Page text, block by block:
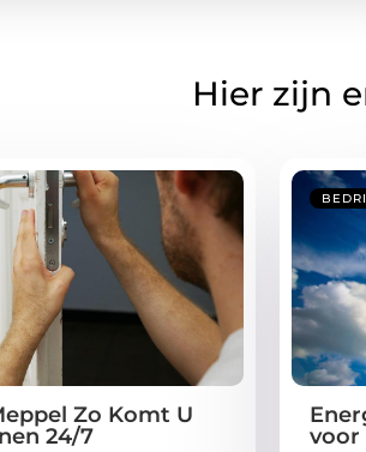
Hier zijn
Zo Komt U
24/7
voor